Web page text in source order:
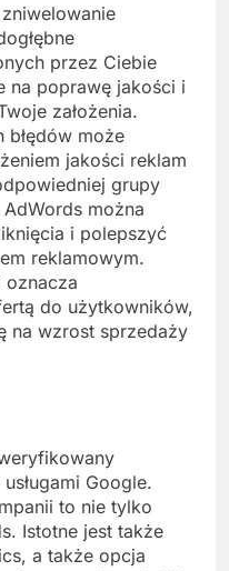
przez Ciebie
na poprawę jakości i
założenia.
błędów może
jakości reklam
grupy
można
i polepszyć
reklamowym.
oznacza
do użytkowników,
na wzrost sprzedaży
Google.
to nie tylko
Istotne jest także
a także opcja